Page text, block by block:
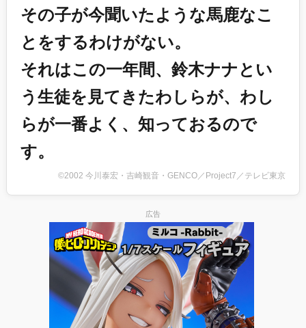
その子が今聞いたような馬鹿なこ
とをするわけがない。
それはこの一年間、鈴木ナナとい
う生徒を見てきたわしらが、わし
らが一番よく、知っておるので
す。
©2002 今川泰宏・吉崎観音・GENCO／Project7／テレビ東京
広告